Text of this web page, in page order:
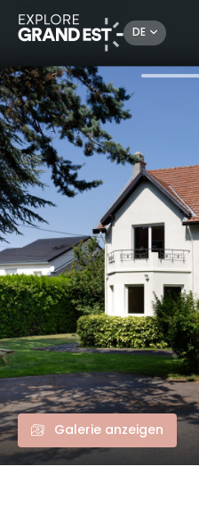
DE
Sehenswertes in der Region Grand
Galerie anzeigen